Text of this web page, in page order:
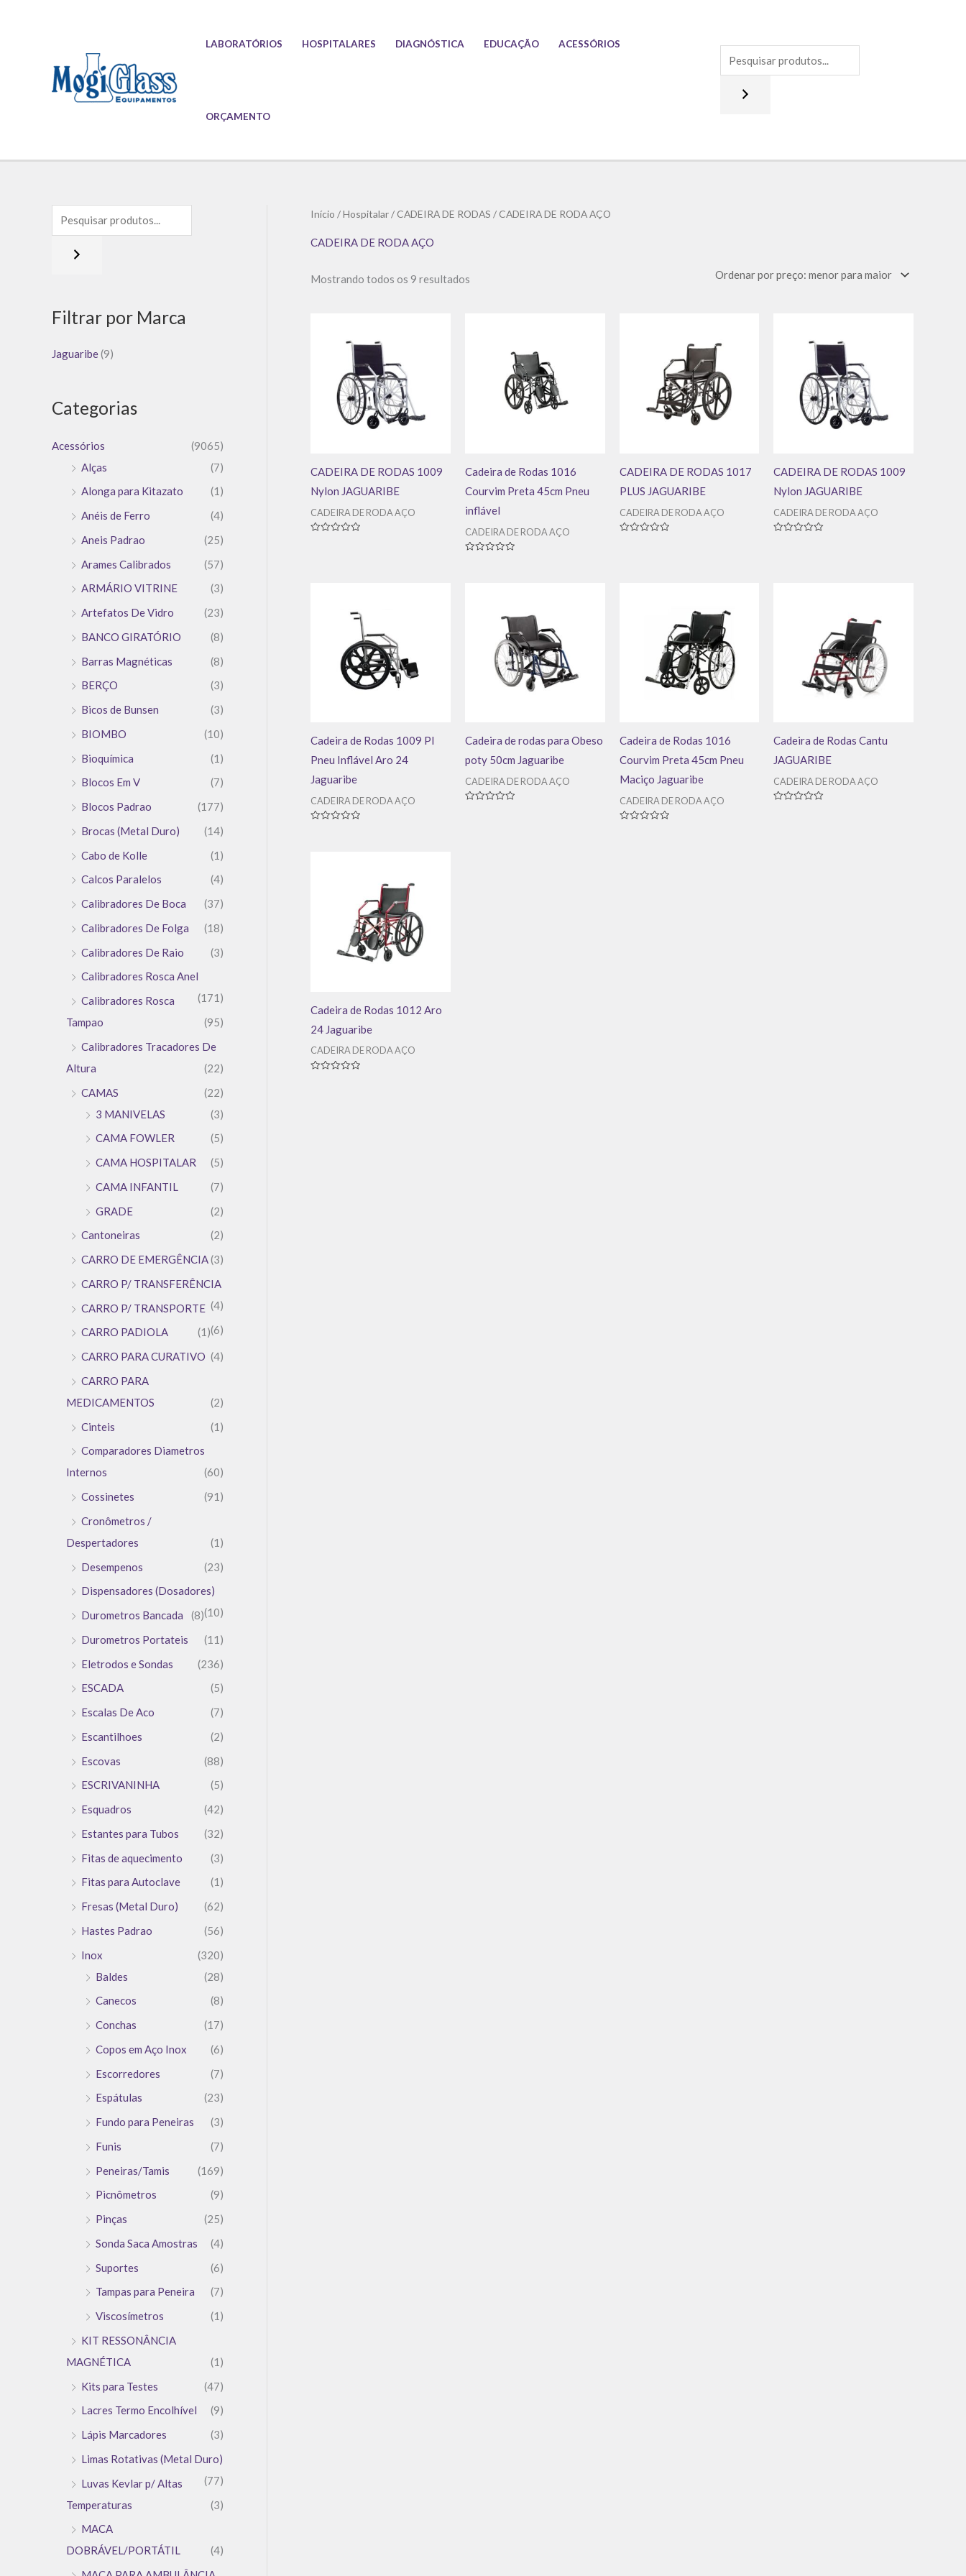
LABORATÓRIOS HOSPITALARES DIAGNÓSTICA EDUCAÇÃO ACESSÓRIOS
ORÇAMENTO
Filtrar por Marca
Jaguaribe(9)
Categorias
Acessórios
(9065)
Alças
(7)
Alonga para Kitazato
(1)
Anéis de Ferro
(4)
Aneis Padrao
(25)
Arames Calibrados
(57)
ARMÁRIO VITRINE
(3)
Artefatos De Vidro
(23)
BANCO GIRATÓRIO
(8)
Barras Magnéticas
(8)
BERÇO
(3)
Bicos de Bunsen
(3)
BIOMBO
(10)
Bioquímica
(1)
Blocos Em V
(7)
Blocos Padrao
(177)
Brocas (Metal Duro)
(14)
Cabo de Kolle
(1)
Calcos Paralelos
(4)
Calibradores De Boca
(37)
Calibradores De Folga
(18)
Calibradores De Raio
(3)
Calibradores Rosca Anel
(171)
Calibradores Rosca
Tampao
(95)
Calibradores Tracadores De
Altura
(22)
CAMAS
(22)
3 MANIVELAS
(3)
CAMA FOWLER
(5)
CAMA HOSPITALAR
(5)
CAMA INFANTIL
(7)
GRADE
(2)
Cantoneiras
(2)
CARRO DE EMERGÊNCIA(3)
CARRO P/ TRANSFERÊNCIA
(4)
CARRO P/ TRANSPORTE
(6)
CARRO PADIOLA
(1)
CARRO PARA CURATIVO (4)
CARRO PARA
MEDICAMENTOS
(2)
Cinteis
(1)
Comparadores Diametros
Internos
(60)
Cossinetes
(91)
Cronômetros /
Despertadores
(1)
Desempenos
(23)
Dispensadores (Dosadores)
(10)
Durometros Bancada
(8)
Durometros Portateis
(11)
Eletrodos e Sondas
(236)
ESCADA
(5)
Escalas De Aco
(7)
Escantilhoes
(2)
Escovas
(88)
ESCRIVANINHA
(5)
Esquadros
(42)
Estantes para Tubos
(32)
Fitas de aquecimento
(3)
Fitas para Autoclave
(1)
Fresas (Metal Duro)
(62)
Hastes Padrao
(56)
Inox
(320)
Baldes
(28)
Canecos
(8)
Conchas
(17)
Copos em Aço Inox
(6)
Escorredores
(7)
Espátulas
(23)
Fundo para Peneiras
(3)
Funis
(7)
Peneiras/Tamis
(169)
Picnômetros
(9)
Pinças
(25)
Sonda Saca Amostras
(4)
Suportes
(6)
Tampas para Peneira
(7)
Viscosímetros
(1)
KIT RESSONÂNCIA
MAGNÉTICA
(1)
Kits para Testes
(47)
Lacres Termo Encolhível
(9)
Lápis Marcadores
(3)
Limas Rotativas (Metal Duro)
(77)
Luvas Kevlar p/ Altas
Temperaturas
(3)
MACA
DOBRÁVEL/PORTÁTIL
(4)
Início /Hospitalar/ CADEIRA DE RODAS / CADEIRA DE RODA AÇO
CADEIRA DE RODA AÇO
Mostrando todos os 9 resultados
Classificado
por
CADEIRA DE RODAS 1009
Nylon JAGUARIBE
CADEIRA DE RODA AÇO
Cadeira de Rodas 1016
Courvim Preta 45cm Pneu
inflável
CADEIRA DE RODA AÇO
CADEIRA DE RODAS 1017
PLUS JAGUARIBE
CADEIRA DE RODA AÇO
CADEIRA DE RODAS 1009
Nylon JAGUARIBE
CADEIRA DE RODA AÇO
Cadeira de Rodas 1009 PI
Pneu Inflável Aro 24
Jaguaribe
CADEIRA DE RODA AÇO
Cadeira de rodas para Obeso
poty 50cm Jaguaribe
CADEIRA DE RODA AÇO
Cadeira de Rodas 1016
Courvim Preta 45cm Pneu
Maciço Jaguaribe
CADEIRA DE RODA AÇO
Cadeira de Rodas Cantu
JAGUARIBE
CADEIRA DE RODA AÇO
Cadeira de Rodas 1012 Aro
24 Jaguaribe
CADEIRA DE RODA AÇO